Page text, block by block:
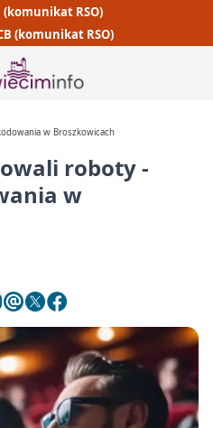
RSO)
(komunikat RSO)
w Broszkowicach
roboty -
w